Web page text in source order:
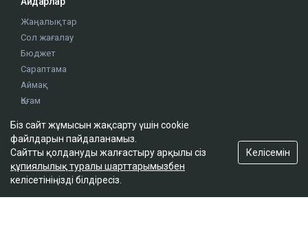
ҚАЗІР ОҚЫЛЫП ЖАТЫР
Дрон, GIS және табиғат: Бурабай жас
ғалымдардың зертханасына айналды
10:32
Трамп Вэнсті өзінің саяси мұрагері етуі мүмкін
Біз сайт жұмысын жақсарту үшін cookie
файлдарын пайдаланамыз.
Сайтты қолдануды жалғастыру арқылы сіз
құпиялылық туралы шарттарымызбен
келісетініңізді білдіресіз.
Келісемін